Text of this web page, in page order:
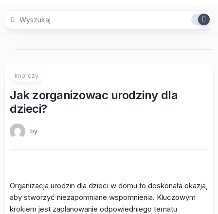
content
Imprezy
Jak zorganizowac urodziny dla
dzieci?
by
Organizacja urodzin dla dzieci w domu to doskonała okazja,
aby stworzyć niezapomniane wspomnienia. Kluczowym
krokiem jest zaplanowanie odpowiedniego tematu